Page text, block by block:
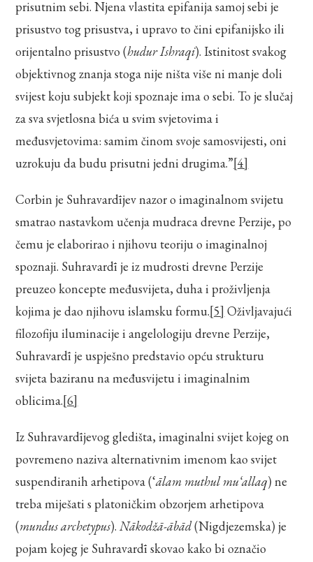
prisutnim sebi. Njena vlastita epifanija samoj sebi je
prisustvo tog prisustva, i upravo to čini epifanijsko ili
orijentalno prisustvo (hudur Ishraqi). Istinitost svakog
objektivnog znanja stoga nije ništa više ni manje doli
svijest koju subjekt koji spoznaje ima o sebi. To je slučaj
za sva svjetlosna bića u svim svjetovima i
međusvjetovima: samim činom svoje samosvijesti, oni
uzrokuju da budu prisutni jedni drugima.”[4]
Corbin je Suhravardījev nazor o imaginalnom svijetu
smatrao nastavkom učenja mudraca drevne Perzije, po
čemu je elaborirao i njihovu teoriju o imaginalnoj
spoznaji. Suhravardī je iz mudrosti drevne Perzije
preuzeo koncepte međusvijeta, duha i proživljenja
kojima je dao njihovu islamsku formu.[5] Oživljavajući
filozofiju iluminacije i angelologiju drevne Perzije,
Suhravardī je uspješno predstavio opću strukturu
svijeta baziranu na međusvijetu i imaginalnim
oblicima.[6]
Iz Suhravardījevog gledišta, imaginalni svijet kojeg on
povremeno naziva alternativnim imenom kao svijet
suspendiranih arhetipova (‘ālam muthul mu‘allaq) ne
treba miješati s platoničkim obzorjem arhetipova
(mundus archetypus).Nākodžā-ābād(Nigdjezemska) je
pojam kojeg je Suhravardī skovao kako bi označio